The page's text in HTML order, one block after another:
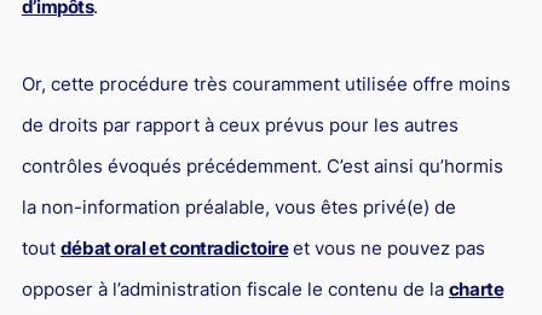
d’impôts.
Or, cette procédure très couramment utilisée offre moins
de droits par rapport à ceux prévus pour les autres
contrôles évoqués précédemment. C’est ainsi qu’hormis
la non-information préalable, vous êtes privé(e) de
tout débat oral et contradictoireet vous ne pouvez pas
opposer à l’administration fiscale le contenu de la charte